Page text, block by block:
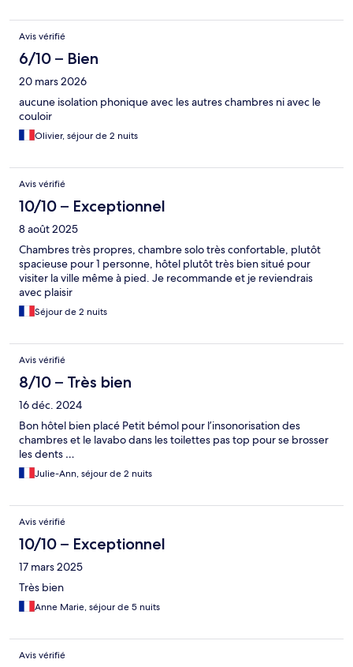
Avis vérifié
6/10 – Bien
20 mars 2026
aucune isolation phonique avec les autres chambres ni avec le
couloir
Olivier, séjour de 2 nuits
Avis vérifié
10/10 – Exceptionnel
8 août 2025
Chambres très propres, chambre solo très confortable, plutôt
spacieuse pour 1 personne, hôtel plutôt très bien situé pour
visiter la ville même à pied. Je recommande et je reviendrais
avec plaisir
Séjour de 2 nuits
Avis vérifié
8/10 – Très bien
16 déc. 2024
Bon hôtel bien placé Petit bémol pour l’insonorisation des
chambres et le lavabo dans les toilettes pas top pour se brosser
les dents …
Julie-Ann, séjour de 2 nuits
Avis vérifié
10/10 – Exceptionnel
17 mars 2025
Très bien
Anne Marie, séjour de 5 nuits
Avis vérifié